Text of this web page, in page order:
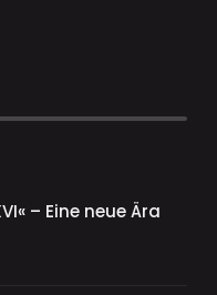
– Eine neue Ära